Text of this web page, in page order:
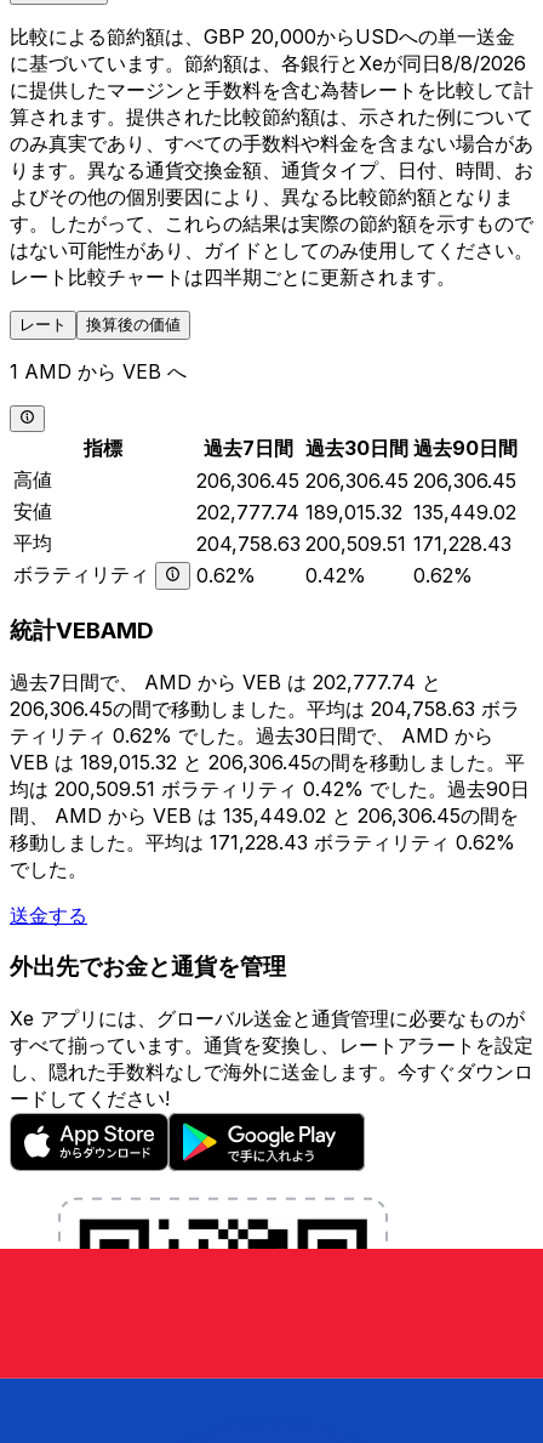
比較による節約額は、GBP 20,000からUSDへの単一送金
に基づいています。節約額は、各銀行とXeが同日8/8/2026
に提供したマージンと手数料を含む為替レートを比較して計
算されます。提供された比較節約額は、示された例について
のみ真実であり、すべての手数料や料金を含まない場合があ
ります。異なる通貨交換金額、通貨タイプ、日付、時間、お
よびその他の個別要因により、異なる比較節約額となりま
す。したがって、これらの結果は実際の節約額を示すもので
はない可能性があり、ガイドとしてのみ使用してください。
レート比較チャートは四半期ごとに更新されます。
レート 換算後の価値
1 AMD から VEB へ
指標 過去7日間 過去30日間 過去90日間
高値
206,306.45 206,306.45 206,306.45
安値
202,777.74 189,015.32 135,449.02
平均
204,758.63 200,509.51 171,228.43
ボラティリティ
0.62% 0.42% 0.62%
統計VEBAMD
過去7日間で、 AMD から VEB は 202,777.74 と
206,306.45の間で移動しました。平均は 204,758.63 ボラ
ティリティ 0.62% でした。過去30日間で、 AMD から
VEB は 189,015.32 と 206,306.45の間を移動しました。平
均は 200,509.51 ボラティリティ 0.42% でした。過去90日
間、 AMD から VEB は 135,449.02 と 206,306.45の間を
移動しました。平均は 171,228.43 ボラティリティ 0.62%
でした。
送金する
外出先でお金と通貨を管理
Xe アプリには、グローバル送金と通貨管理に必要なものが
すべて揃っています。通貨を変換し、レートアラートを設定
し、隠れた手数料なしで海外に送金します。今すぐダウンロ
ードしてください!